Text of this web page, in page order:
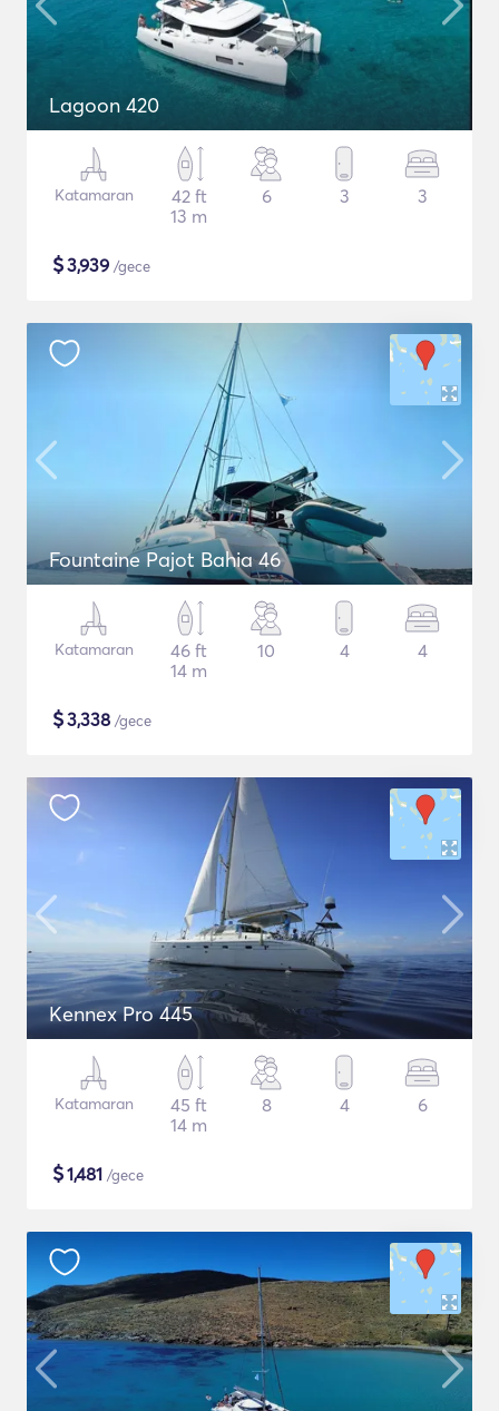
Lagoon 420
Katamaran
42 ft
13 m
6 3 3
$3,939 /gece
Fountaine Pajot Bahia 46
Katamaran
46 ft
14 m
10 4 4
$3,338 /gece
Kennex Pro 445
Katamaran
45 ft
14 m
8 4 6
$1,481 /gece